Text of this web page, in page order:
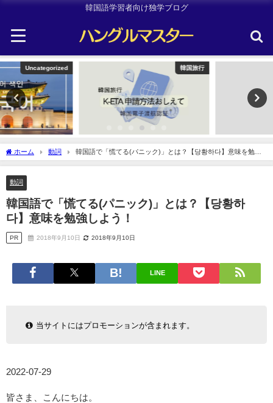
韓国語学習者向け独学ブログ
ホーム 動詞
韓国語で「慌てる(パニック)」とは？【당황하다】意味を勉強
しよう！
動詞
韓国語で「慌てる(パニック)」とは？【당황하
다】意味を勉強しよう！
PR 2018年9月10日 2018年9月10日
LINE
当サイトにはプロモーションが含まれます。
2022-07-29
皆さま、こんにちは。